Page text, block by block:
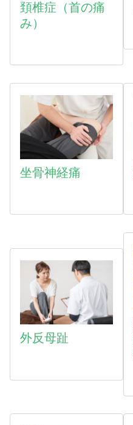
頚椎症（首の痛
み）
坐骨神経痛
外反母趾